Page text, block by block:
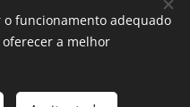
funcionamento adequado
a melhor